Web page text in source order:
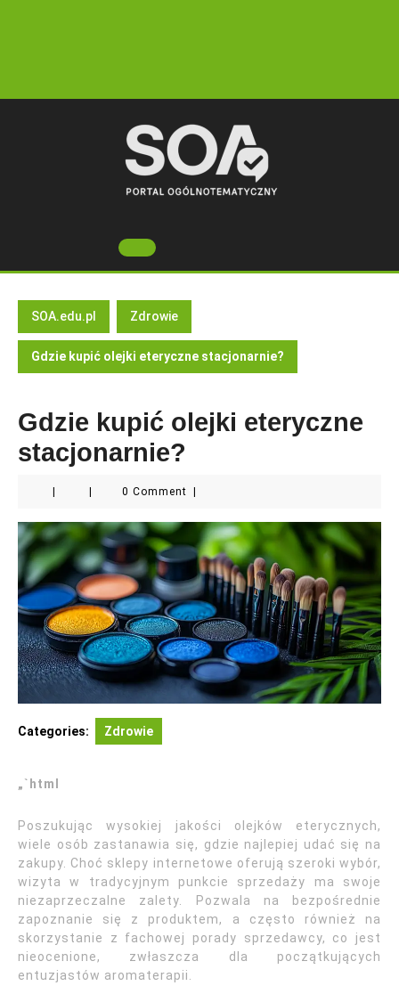
Open
Button
SOA.edu.pl Zdrowie
Gdzie kupić olejki eteryczne stacjonarnie?
Gdzie kupić olejki eteryczne
stacjonarnie?
0 Comment
Categories: Zdrowie
„`html
Poszukując wysokiej jakości olejków eterycznych,
wiele osób zastanawia się, gdzie najlepiej udać się na
zakupy. Choć sklepy internetowe oferują szeroki wybór,
wizyta w tradycyjnym punkcie sprzedaży ma swoje
niezaprzeczalne zalety. Pozwala na bezpośrednie
zapoznanie się z produktem, a często również na
skorzystanie z fachowej porady sprzedawcy, co jest
nieocenione, zwłaszcza dla początkujących
entuzjastów aromaterapii.